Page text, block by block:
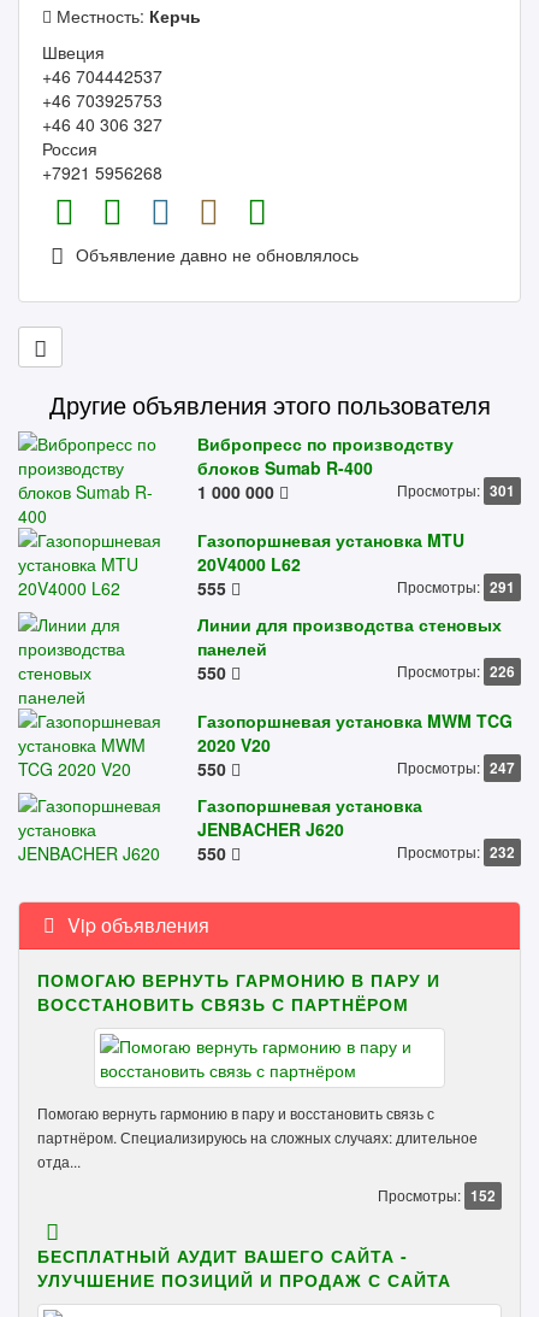
Местность: Керчь
Швеция
+46 704442537
+46 703925753
+46 40 306 327
Россия
+7921 5956268
Объявление давно не обновлялось
Другие объявления этого пользователя
Вибропресс по производству
блоков Sumab R-400
1 000 000
Просмотры: 301
Газопоршневая установка MTU
20V4000 L62
555
Просмотры: 291
Линии для производства стеновых
панелей
550
Просмотры: 226
Газопоршневая установка MWM TCG
2020 V20
550
Просмотры: 247
Газопоршневая установка
JENBACHER J620
550
Просмотры: 232
Vip объявления
ПОМОГАЮ ВЕРНУТЬ ГАРМОНИЮ В ПАРУ И
ВОССТАНОВИТЬ СВЯЗЬ С ПАРТНЁРОМ
Помогаю вернуть гармонию в пару и восстановить связь с
партнёром. Специализируюсь на сложных случаях: длительное
отда...
Просмотры: 152
БЕСПЛАТНЫЙ АУДИТ ВАШЕГО САЙТА -
УЛУЧШЕНИЕ ПОЗИЦИЙ И ПРОДАЖ С САЙТА